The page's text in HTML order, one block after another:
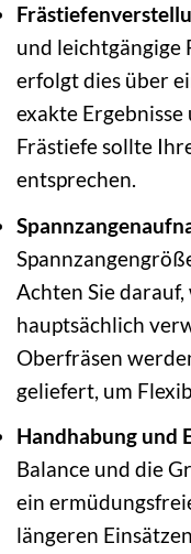
und leichtgängige
erfolgt dies über
exakte
Frästiefe sollte
entsprechen.
Achten Sie
hauptsächlich
Oberfräsen
geliefert, um
Handhabung und
Balance und die
ein
längeren